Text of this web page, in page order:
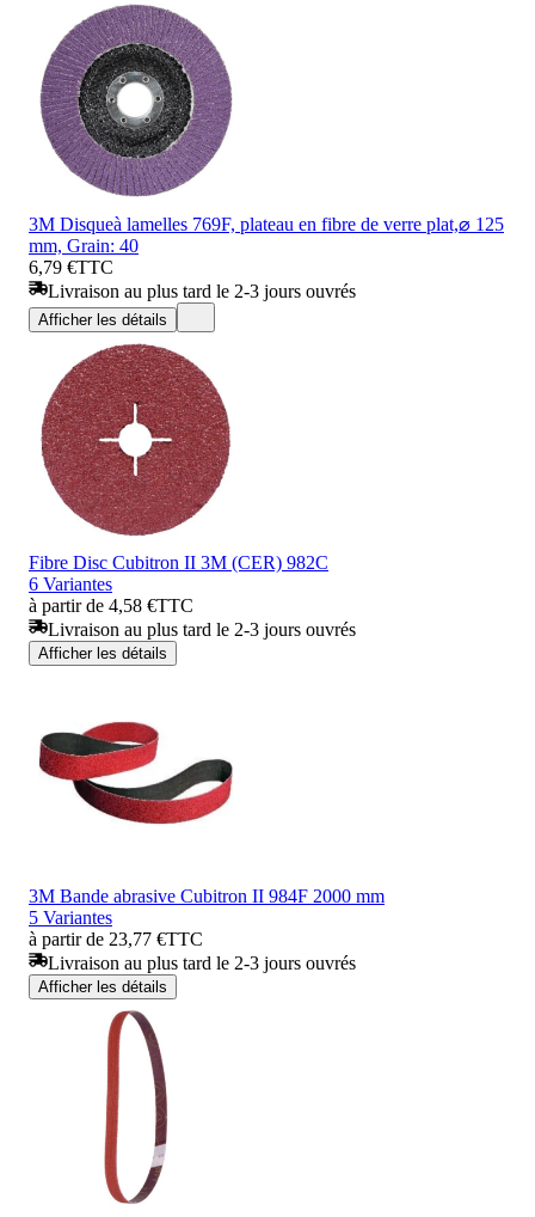
3M Disqueà lamelles 769F, plateau en fibre de verre plat,⌀ 125
mm, Grain: 40
6,79 €TTC
Livraison au plus tard le 2-3 jours ouvrés
Afficher les détails
Fibre Disc Cubitron II 3M (CER) 982C
6 Variantes
à partir de 4,58 €TTC
Livraison au plus tard le 2-3 jours ouvrés
Afficher les détails
3M Bande abrasive Cubitron II 984F 2000 mm
5 Variantes
à partir de 23,77 €TTC
Livraison au plus tard le 2-3 jours ouvrés
Afficher les détails